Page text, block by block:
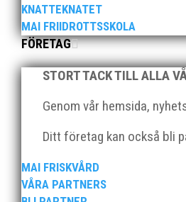
KNATTEKNATET
MAI FRIIDROTTSSKOLA
FÖRETAG
STORT TACK TILL ALLA
Genom vår hemsida,
Ditt företag kan också bli
MAI FRISKVÅRD
VÅRA PARTNERS
Många fina pers på
Foto: Skånska
löparglädje och det